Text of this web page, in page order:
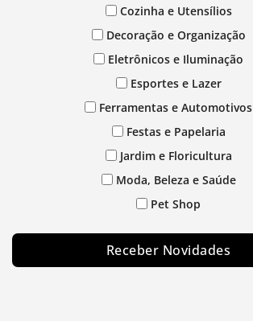
Cozinha e Utensílios
Decoração e Organização
Eletrônicos e Iluminação
Esportes e Lazer
Ferramentas e Automotivos
Festas e Papelaria
Jardim e Floricultura
Moda, Beleza e Saúde
Pet Shop
Receber Novidades